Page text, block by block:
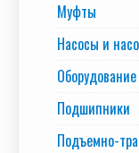
Муфты
Насосы и
Подшипники
Подъемно-